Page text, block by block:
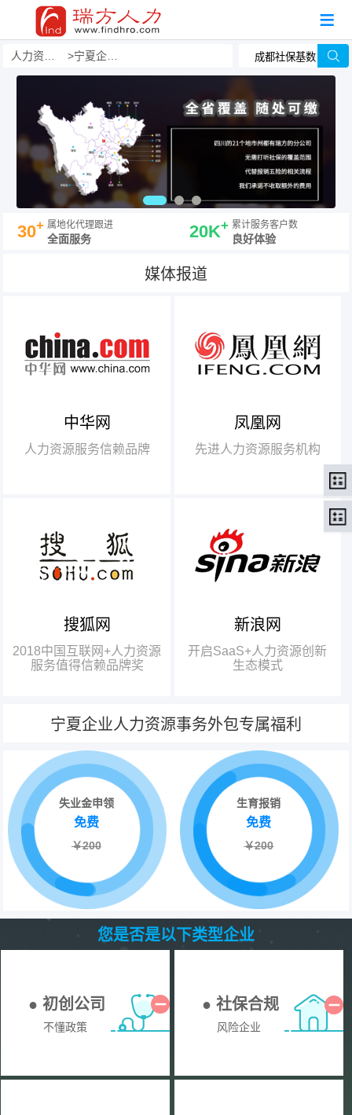
宁夏企业人力资源事务外包
30+ 属地化代理跟进
全面服务 20K+ 累计服务客户数
良好体验
媒体报道
中华网
人力资源服务信赖品牌
【腾讯】“2018中国互联网
+行业领军企业奖”
【瑞方】“2018中国互联网
+人力资源服务值得信赖品牌奖”。
凤凰网
先进人力资源服务机构
搜狐网
2018中国互联网+人力资源
服务值得信赖品牌奖
瑞方人力获得人力资源行业唯
一奖项——“2018中国互联网+人
力资源服务值得信赖品牌奖”
新浪网
开启SaaS+人力资源创新
生态模式
宁夏企业人力资源事务外包专属福利
失业金申领
免费
￥200
生育报销
免费
￥200
您是否是以下类型企业
● 初创公司
不懂政策
● 社保合规
风险企业